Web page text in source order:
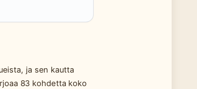
ja sen kautta
83 kohdetta koko